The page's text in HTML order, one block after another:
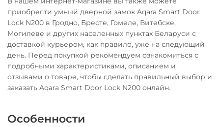
приобрести умный дверной замок Aqara Smart Door
Lock N200 в Гродно, Бресте, Гомеле, Витебске,
Могилеве и других населенных пунктах Беларуси с
доставкой курьером, как правило, уже на следующий
день. Перед покупкой рекомендуем ознакомиться с
подробными характеристиками, описанием и
отзывами о товаре, чтобы сделать правильный выбор и
заказать Aqara Smart Door Lock N200 онлайн.
Особенности